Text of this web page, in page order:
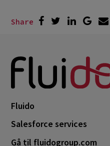
Share
Fluido
Salesforce services
Gå til fluidogroup.com